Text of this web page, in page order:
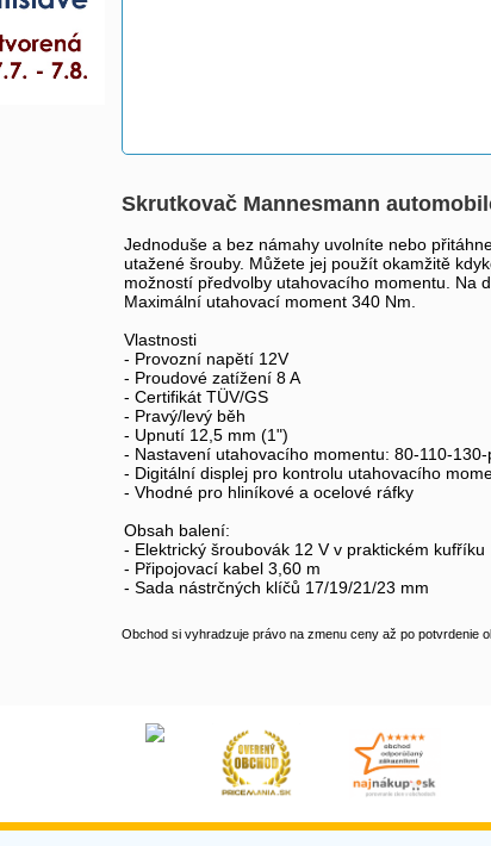
Skrutkovač Mannesmann
Jednoduše a bez námahy uvolníte nebo
utažené šrouby. Můžete jej použít okamžitě
možností předvolby utahovacího momentu. Na
Maximální utahovací moment 340 Nm.
Vlastnosti
- Provozní napětí 12V
- Proudové zatížení 8 A
- Certifikát TÜV/GS
- Pravý/levý běh
- Upnutí 12,5 mm (1")
- Nastavení utahovacího momentu: 80-110-
- Digitální displej pro kontrolu utahovacího
- Vhodné pro hliníkové a ocelové ráfky
Obsah balení:
- Elektrický šroubovák 12 V v praktickém kufříku
- Připojovací kabel 3,60 m
- Sada nástrčných klíčů 17/19/21/23 mm
Obchod si vyhradzuje právo na zmenu ceny až po potvrdenie